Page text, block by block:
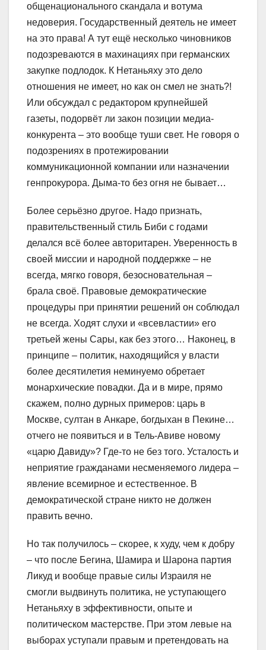
общенационального скандала и вотума
недоверия. Государственный деятель не имеет
на это права! А тут ещё несколько чиновников
подозреваются в махинациях при германских
закупке подлодок. К Нетаньяху это дело
отношения не имеет, но как он смел не знать?!
Или обсуждал с редактором крупнейшей
газеты, подорвёт ли закон позиции медиа-
конкурента – это вообще туши свет. Не говоря о
подозрениях в протежировании
коммуникационной компании или назначении
генпрокурора. Дыма-то без огня не бывает…
Более серьёзно другое. Надо признать,
правительственный стиль Биби с годами
делался всё более авторитарен. Уверенность в
своей миссии и народной поддержке – не
всегда, мягко говоря, безосновательная –
брала своё. Правовые демократические
процедуры при принятии решений он соблюдал
не всегда. Ходят слухи и «всевластии» его
третьей жены Сары, как без этого… Наконец, в
принципе – политик, находящийся у власти
более десятилетия неминуемо обретает
монархические повадки. Да и в мире, прямо
скажем, полно дурных примеров: царь в
Москве, султан в Анкаре, богдыхан в Пекине…
отчего не появиться и в Тель-Авиве новому
«царю Давиду»? Где-то не без того. Усталость и
неприятие гражданами несменяемого лидера –
явление всемирное и естественное. В
демократической стране никто не должен
править вечно.
Но так получилось – скорее, к худу, чем к добру
– что после Бегина, Шамира и Шарона партия
Ликуд и вообще правые силы Израиля не
смогли выдвинуть политика, не уступающего
Нетаньяху в эффективности, опыте и
политическом мастерстве. При этом левые на
выборах уступали правым и претендовать на